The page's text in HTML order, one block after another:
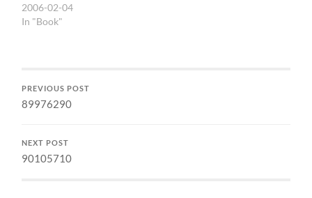
2006-02-04
In "Book"
PREVIOUS POST
89976290
NEXT POST
90105710